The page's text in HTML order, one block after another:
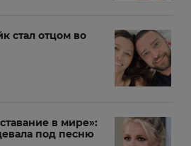
стал отцом во
в мире»:
под песню